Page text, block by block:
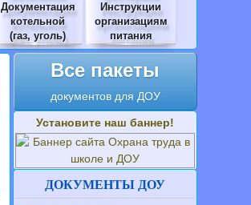
Документация
котельной
(газ, уголь)
Инструкции
организациям
питания
Все пакеты
документов для ДОУ
Установите наш баннер!
ДОКУМЕНТЫ ДОУ